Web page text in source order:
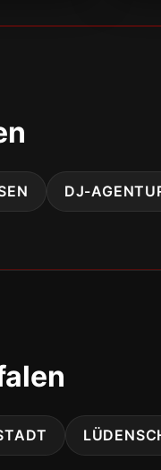
DJ-